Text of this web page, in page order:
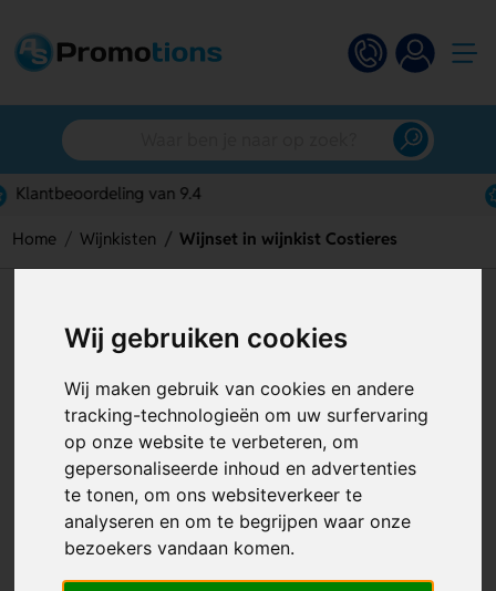
Wij gebruiken cookies
Wij maken gebruik van cookies en andere
tracking-technologieën om uw surfervaring
op onze website te verbeteren, om
gepersonaliseerde inhoud en advertenties
te tonen, om ons websiteverkeer te
analyseren en om te begrijpen waar onze
bezoekers vandaan komen.
Gratis digitaal ontwerp
Home Wijnkisten Wijnset in wijnkist Costieres
Artikelnummer:127603